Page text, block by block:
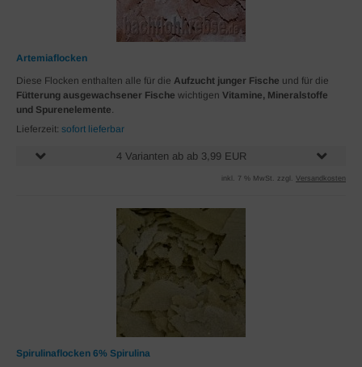
Artemiaflocken
Diese Flocken enthalten alle für die Aufzucht junger Fische und für die
Fütterung ausgewachsener Fische wichtigen Vitamine, Mineralstoffe
und Spurenelemente.
Lieferzeit: sofort lieferbar
4 Varianten ab ab 3,99 EUR
inkl. 7 % MwSt. zzgl. Versandkosten
Spirulinaflocken 6% Spirulina